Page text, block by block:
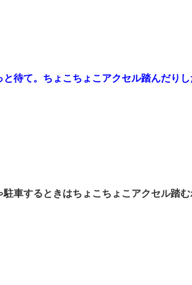
と待て。ちょこちょこアクセル踏んだりし
駐車するときはちょこちょこアクセル踏